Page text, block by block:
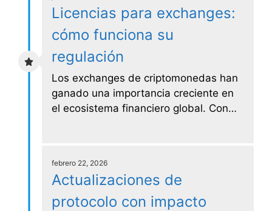
Licencias para exchanges:
cómo funciona su
regulación
Los exchanges de criptomonedas han
ganado una importancia creciente en
el ecosistema financiero global. Con…
febrero 22, 2026
Actualizaciones de
protocolo con impacto